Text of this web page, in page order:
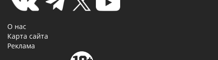
О нас
Карта сайта
Реклама